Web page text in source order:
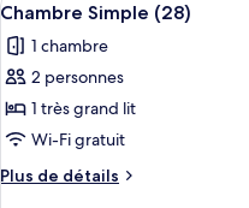
(27)
de
Chambre
Simple
toutes
les
photos
pour
ce
type
de
6
Chambre Simple (28)
1 chambre
2 personnes
1 très grand lit
Wi-Fi gratuit
Plus de détails
Plus